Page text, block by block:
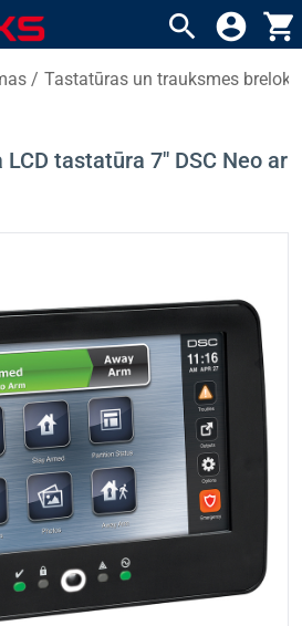
search account_circle shopping_cart
/ Tastatūras un trauksmes breloki
tastatūra 7" DSC Neo ar